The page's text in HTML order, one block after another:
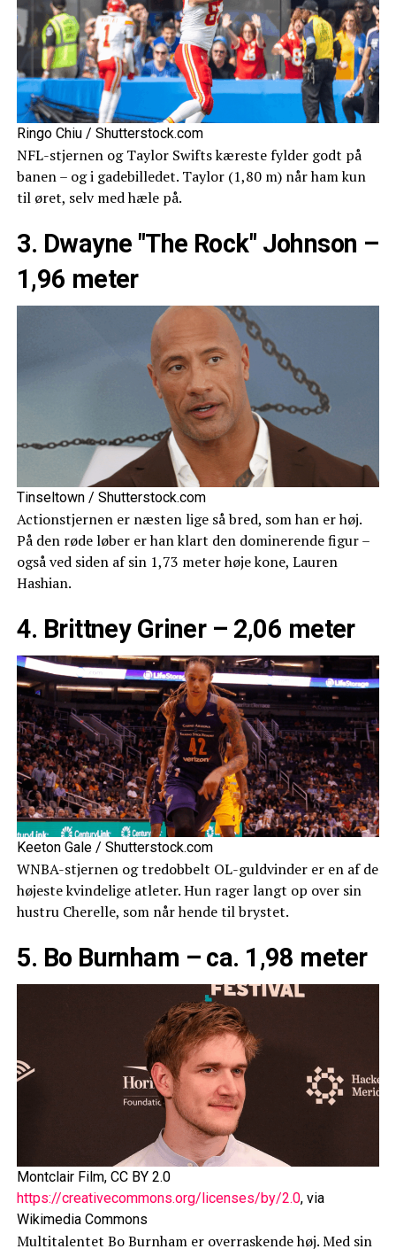
Ringo Chiu / Shutterstock.com
NFL-stjernen og Taylor Swifts kæreste fylder godt på
banen – og i gadebilledet. Taylor (1,80 m) når ham kun
til øret, selv med hæle på.
3. Dwayne "The Rock" Johnson –
1,96 meter
Tinseltown / Shutterstock.com
Actionstjernen er næsten lige så bred, som han er høj.
På den røde løber er han klart den dominerende figur –
også ved siden af sin 1,73 meter høje kone, Lauren
Hashian.
4. Brittney Griner – 2,06 meter
Keeton Gale / Shutterstock.com
WNBA-stjernen og tredobbelt OL-guldvinder er en af de
højeste kvindelige atleter. Hun rager langt op over sin
hustru Cherelle, som når hende til brystet.
5. Bo Burnham – ca. 1,98 meter
Montclair Film, CC BY 2.0
https://creativecommons.org/licenses/by/2.0, via
Wikimedia Commons
Multitalentet Bo Burnham er overraskende høj. Med sin